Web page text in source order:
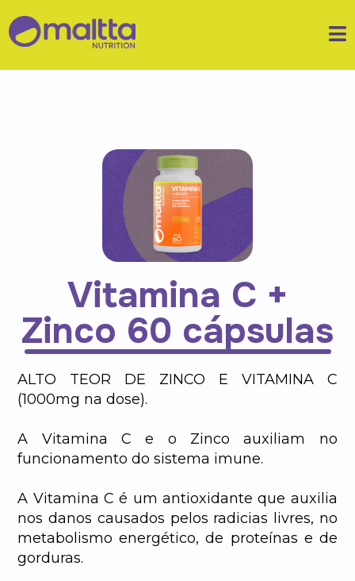
Vitamina C +
Zinco 60 cápsulas
ALTO TEOR DE ZINCO E VITAMINA C
(1000mg na dose).
A Vitamina C e o Zinco auxiliam no
funcionamento do sistema imune.
A Vitamina C é um antioxidante que auxilia
nos danos causados pelos radicias livres, no
metabolismo energético, de proteínas e de
gorduras.